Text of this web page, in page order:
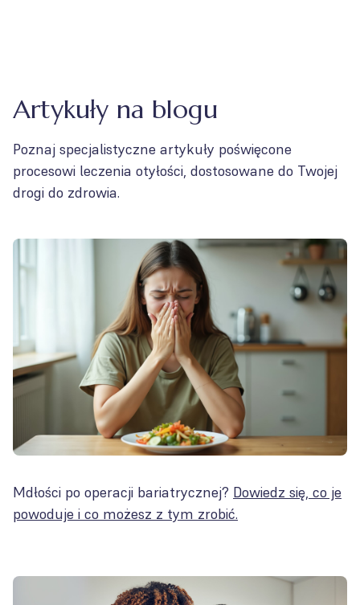
Artykuły na blogu
Poznaj specjalistyczne artykuły poświęcone
procesowi leczenia otyłości, dostosowane do Twojej
drogi do zdrowia.
Mdłości po operacji bariatrycznej? Dowiedz się, co je
powoduje i co możesz z tym zrobić.